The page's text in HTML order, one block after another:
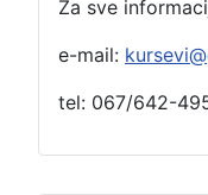
Za sve
e-mail:
tel: 067/642-